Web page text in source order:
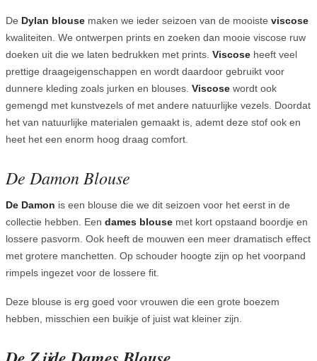
De Dylan blouse maken we ieder seizoen van de mooiste viscose
kwaliteiten. We ontwerpen prints en zoeken dan mooie viscose ruw
doeken uit die we laten bedrukken met prints. Viscose heeft veel
prettige draageigenschappen en wordt daardoor gebruikt voor
dunnere kleding zoals jurken en blouses. Viscose wordt ook
gemengd met kunstvezels of met andere natuurlijke vezels. Doordat
het van natuurlijke materialen gemaakt is, ademt deze stof ook en
heet het een enorm hoog draag comfort.
De Damon Blouse
De Damon is een blouse die we dit seizoen voor het eerst in de
collectie hebben. Een dames blouse met kort opstaand boordje en
lossere pasvorm. Ook heeft de mouwen een meer dramatisch effect
met grotere manchetten. Op schouder hoogte zijn op het voorpand
rimpels ingezet voor de lossere fit.
Deze blouse is erg goed voor vrouwen die een grote boezem
hebben, misschien een buikje of juist wat kleiner zijn.